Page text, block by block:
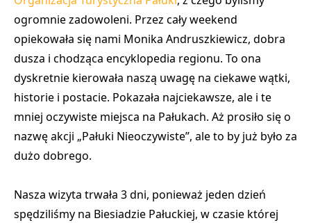
ogromnie zadowoleni. Przez cały weekend
opiekowała się nami Monika Andruszkiewicz, dobra
dusza i chodząca encyklopedia regionu. To ona
dyskretnie kierowała naszą uwagę na ciekawe wątki,
historie i postacie. Pokazała najciekawsze, ale i te
mniej oczywiste miejsca na Pałukach. Aż prosiło się o
nazwę akcji „Pałuki Nieoczywiste”, ale to by już było za
dużo dobrego.
Nasza wizyta trwała 3 dni, ponieważ jeden dzień
spędziliśmy na Biesiadzie Pałuckiej, w czasie której